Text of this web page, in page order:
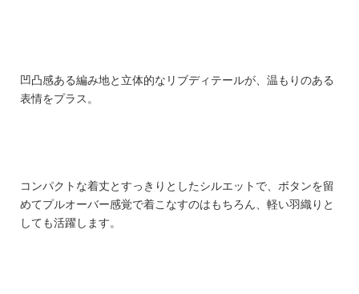
凹凸感ある編み地と立体的なリブディテールが、温もりのある
表情をプラス。
コンパクトな着丈とすっきりとしたシルエットで、ボタンを留
めてプルオーバー感覚で着こなすのはもちろん、軽い羽織りと
しても活躍します。